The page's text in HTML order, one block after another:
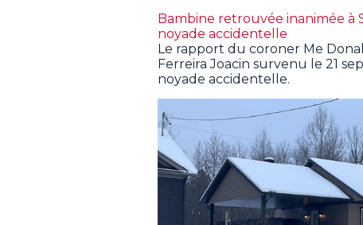
Bambine retrouvée inanimée à
noyade accidentelle
Le rapport du coroner Me
Ferreira Joacin survenu le 21
noyade accidentelle.